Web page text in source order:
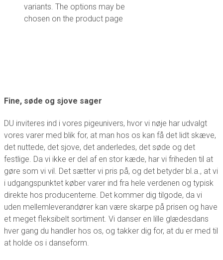
variants. The options may be
chosen on the product page
Fine, søde og sjove sager
DU inviteres ind i vores pigeunivers, hvor vi nøje har udvalgt
vores varer med blik for, at man hos os kan få det lidt skæve,
det nuttede, det sjove, det anderledes, det søde og det
festlige. Da vi ikke er del af en stor kæde, har vi friheden til at
gøre som vi vil. Det sætter vi pris på, og det betyder bl.a., at vi
i udgangspunktet køber varer ind fra hele verdenen og typisk
direkte hos producenterne. Det kommer dig tilgode, da vi
uden mellemleverandører kan være skarpe på prisen og have
et meget fleksibelt sortiment. Vi danser en lille glædesdans
hver gang du handler hos os, og takker dig for, at du er med til
at holde os i danseform.